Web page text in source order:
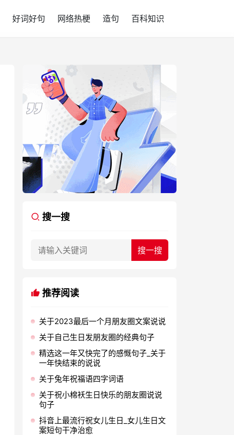
好词好句 网络热梗 造句 百科知识
搜一搜
推荐阅读
关于2023最后一个月朋友圈文案说说
关于自己生日发朋友圈的经典句子
精选这一年又快完了的感慨句子_关于
一年快结束的说说
关于兔年祝福语四字词语
关于祝小棉袄生日快乐的朋友圈说说
句子
抖音上最流行祝女儿生日_女儿生日文
案短句干净治愈